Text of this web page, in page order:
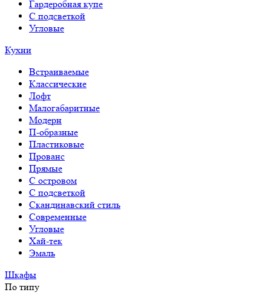
Гардеробная купе
С подсветкой
Угловые
Кухни
Встраиваемые
Классические
Лофт
Малогабаритные
Модерн
П-образные
Пластиковые
Прованс
Прямые
С островом
С подсветкой
Скандинавский стиль
Современные
Угловые
Хай-тек
Эмаль
Шкафы
По типу